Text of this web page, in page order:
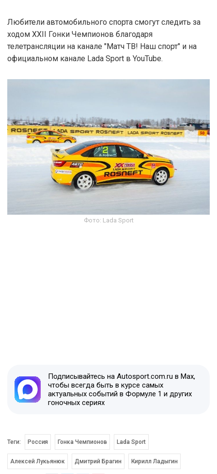
Любители автомобильного спорта смогут следить за
ходом XXII Гонки Чемпионов благодаря
телетрансляции на канале "Матч ТВ! Наш спорт" и на
официальном канале Lada Sport в YouTube.
Фото: Lada Sport
Подписывайтесь на Autosport.com.ru в Max,
чтобы всегда быть в курсе самых
актуальных событий в Формуле 1 и других
гоночных сериях
Теги: Россия Гонка Чемпионов Lada Sport
Алексей Лукьянюк Дмитрий Брагин Кирилл Ладыгин